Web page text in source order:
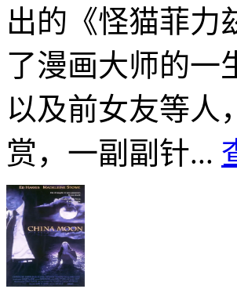
出的《怪猫菲力
了漫画大师的一
以及前女友等人
赏，一副副针...